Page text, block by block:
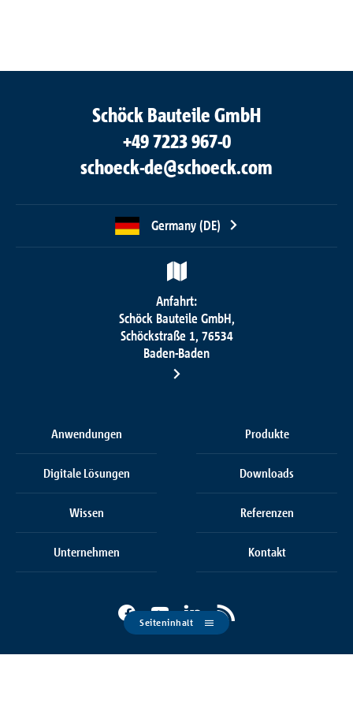
Schöck Bauteile GmbH
+49 7223 967-0
schoeck-de@schoeck.com
Germany (DE)
Anfahrt:
Schöck Bauteile GmbH,
Schöckstraße 1, 76534
Baden-Baden
Anwendungen Produkte
Digitale Lösungen Downloads
Wissen Referenzen
Unternehmen Kontakt
Seiteninhalt